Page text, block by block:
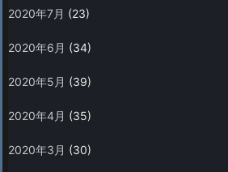
2020年7月 (23)
2020年6月 (34)
2020年5月 (39)
2020年4月 (35)
2020年3月 (30)